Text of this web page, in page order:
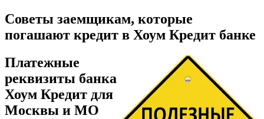
Советы заемщикам, которые
погашают кредит в Хоум Кредит банке
Платежные
реквизиты банка
Хоум Кредит для
Москвы и МО